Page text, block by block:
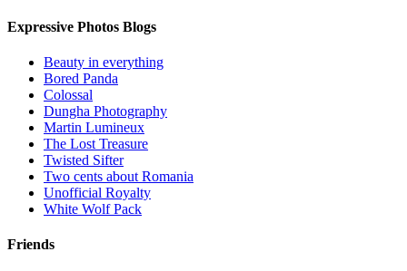
Expressive Photos Blogs
Beauty in everything
Bored Panda
Colossal
Dungha Photography
Martin Lumineux
The Lost Treasure
Twisted Sifter
Two cents about Romania
Unofficial Royalty
White Wolf Pack
Friends